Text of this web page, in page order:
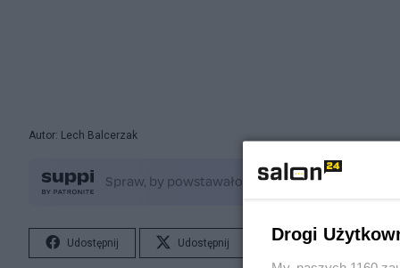
Autor: Lech Balcerzak
Udostępnij Udostępnij Lubię to!
Drogi